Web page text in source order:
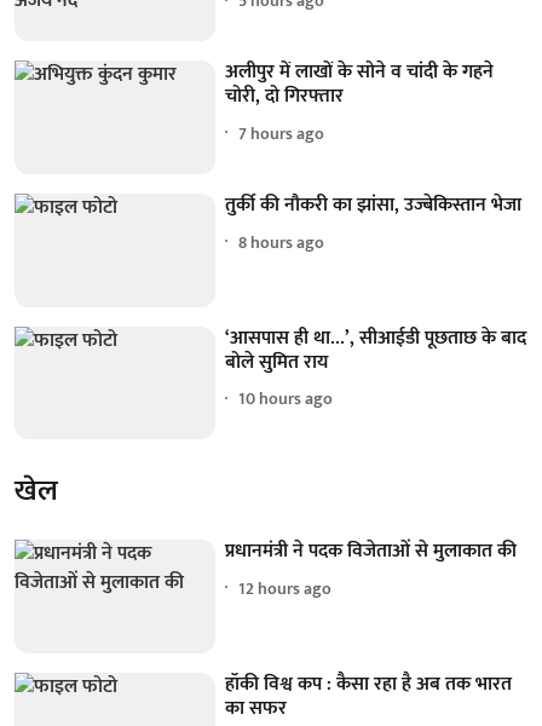
अलीपुर में लाखों के सोने व चांदी के गहने
चोरी, दो गिरफ्तार
7 hours ago
तुर्की की नौकरी का झांसा, उज्बेकिस्तान भेजा
8 hours ago
‘आसपास ही था...’, सीआईडी पूछताछ के बाद
बोले सुमित राय
10 hours ago
खेल
प्रधानमंत्री ने पदक विजेताओं से मुलाकात की
12 hours ago
हॉकी विश्व कप : कैसा रहा है अब तक भारत
का सफर